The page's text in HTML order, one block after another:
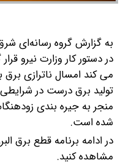
به گزارش گروه رسانه‌ای
در دستور کار وزارت نیرو
می کند امسال ناترازی برق به ۳۰ هزار مگاوات
تولید برق درست در
منجر به جیره بندی
شده است.
در ادامه برنامه قطع برق
مشاهده کنید.